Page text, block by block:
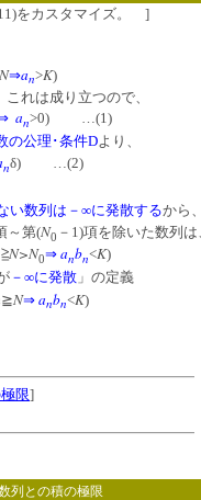
をカスタマイズ。 ]
N⇒an>K)
れは成り立つので、
an>0) …(1)
の公理･条件Dより、
nδ) …(2)
い数列は－∞に発散するから
～第(N0 －1)項を除いた数列は
0⇒ anbn<K)
－∞に発散 」の定義
≧N⇒ anbn<K)
限]
列との積の極限